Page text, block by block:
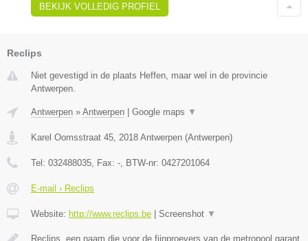
BEKIJK VOLLEDIG PROFIEL
Reclips
Niet gevestigd in de plaats Heffen, maar wel in de provincie
Antwerpen.
Antwerpen » Antwerpen Google maps ▼
Karel Oomsstraat 45 2018 Antwerpen (Antwerpen)
Tel: 032488035 , Fax: - , BTW-nr: 0427201064
E-mail › Reclips
Website: http://www.reclips.be Screenshot ▼
Reclips, een naam die voor de fijnproevers van de metropool garant